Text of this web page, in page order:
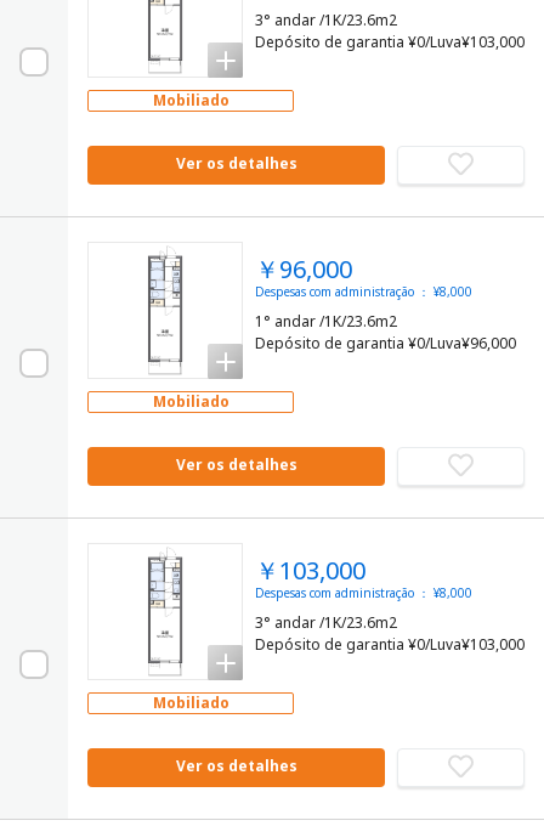
3° andar /1K/23.6m2
Depósito de garantia ¥0/Luva¥103,000
Mobiliado
Ver os detalhes
￥96,000
Despesas com administração ： ¥8,000
1° andar /1K/23.6m2
Depósito de garantia ¥0/Luva¥96,000
Mobiliado
Ver os detalhes
￥103,000
Despesas com administração ： ¥8,000
3° andar /1K/23.6m2
Depósito de garantia ¥0/Luva¥103,000
Mobiliado
Ver os detalhes